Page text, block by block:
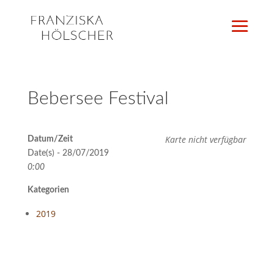
Bebersee Festival
Karte nicht verfügbar
Datum/Zeit
Date(s) - 28/07/2019
0:00
Kategorien
2019